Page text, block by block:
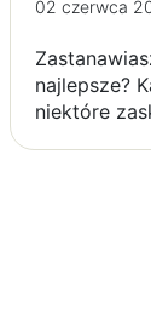
02 czerwca
najlepsze?
niektóre